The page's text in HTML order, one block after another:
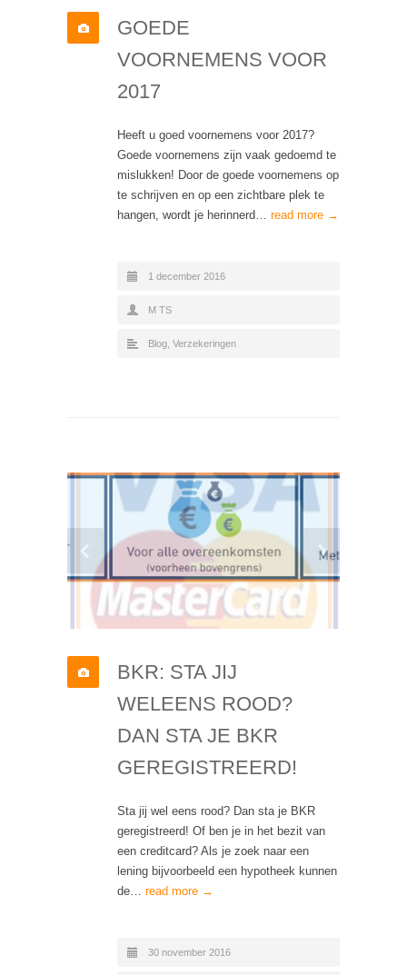
GOEDE
VOORNEMENS VOOR
2017
Heeft u goed voornemens voor 2017?
Goede voornemens zijn vaak gedoemd te
mislukken! Door de goede voornemens op
te schrijven en op een zichtbare plek te
hangen, wordt je herinnerd… read more →
1 december 2016
M TS
Blog Verzekeringen
BKR: STA JIJ
WELEENS ROOD?
DAN STA JE BKR
GEREGISTREERD!
Sta jij wel eens rood? Dan sta je BKR
geregistreerd! Of ben je in het bezit van
een creditcard? Als je zoek naar een
lening bijvoorbeeld een hypotheek kunnen
de… read more →
30 november 2016